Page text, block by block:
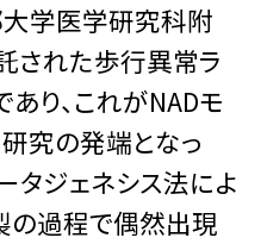
大学医学研究科附
された歩行異常ラ
あり、これがNADモ
究の発端となっ
タジェネシス法によ
の過程で偶然出現